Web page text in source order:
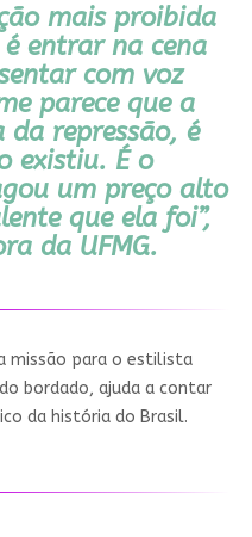
mais proibida
entrar na cena
com voz
parece que a
da repressão, é
existiu. É o
um preço alto
que ela foi”,
da UFMG.
missão para o estilista
bordado, ajuda a contar
da história do Brasil.